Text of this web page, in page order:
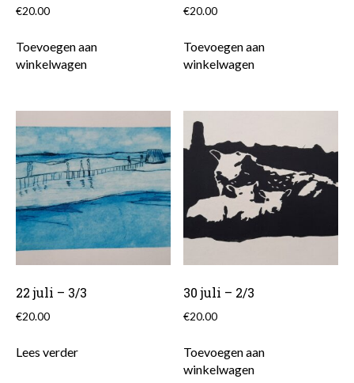
€20.00
Toevoegen aan
winkelwagen
€20.00
Toevoegen aan
winkelwagen
22 juli – 3/3
€20.00
Lees verder
30 juli – 2/3
€20.00
Toevoegen aan
winkelwagen